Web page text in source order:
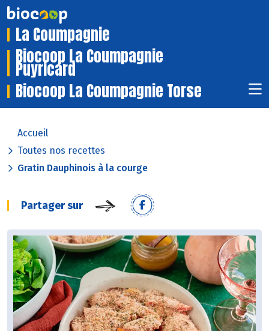
La Coumpagnie
Biocoop La Coumpagnie
Puyricard
Biocoop La Coumpagnie Torse
Accueil
Toutes nos recettes
Gratin Dauphinois à la courge
Partager sur